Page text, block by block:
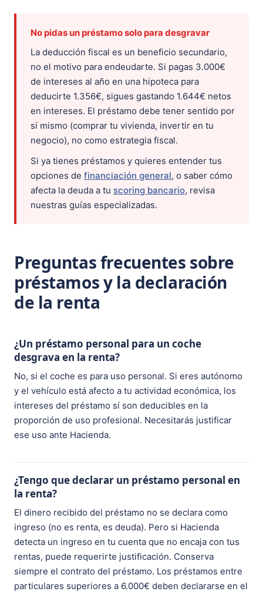
No pidas un préstamo solo para desgravar
La deducción fiscal es un beneficio secundario,
no el motivo para endeudarte. Si pagas 3.000€
de intereses al año en una hipoteca para
deducirte 1.356€, sigues gastando 1.644€ netos
en intereses. El préstamo debe tener sentido por
sí mismo (comprar tu vivienda, invertir en tu
negocio), no como estrategia fiscal.
Si ya tienes préstamos y quieres entender tus
opciones de financiación general, o saber cómo
afecta la deuda a tu scoring bancario, revisa
nuestras guías especializadas.
Preguntas frecuentes sobre
préstamos y la declaración
de la renta
¿Un préstamo personal para un coche
desgrava en la renta?
No, si el coche es para uso personal. Si eres autónomo
y el vehículo está afecto a tu actividad económica, los
intereses del préstamo sí son deducibles en la
proporción de uso profesional. Necesitarás justificar
ese uso ante Hacienda.
¿Tengo que declarar un préstamo personal en
la renta?
El dinero recibido del préstamo no se declara como
ingreso (no es renta, es deuda). Pero si Hacienda
detecta un ingreso en tu cuenta que no encaja con tus
rentas, puede requerirte justificación. Conserva
siempre el contrato del préstamo. Los préstamos entre
particulares superiores a 6.000€ deben declararse en el